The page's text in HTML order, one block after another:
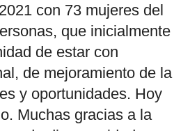
con 73 mujeres del
que inicialmente
de estar con
de mejoramiento de la
y oportunidades. Hoy
Muchas gracias a la